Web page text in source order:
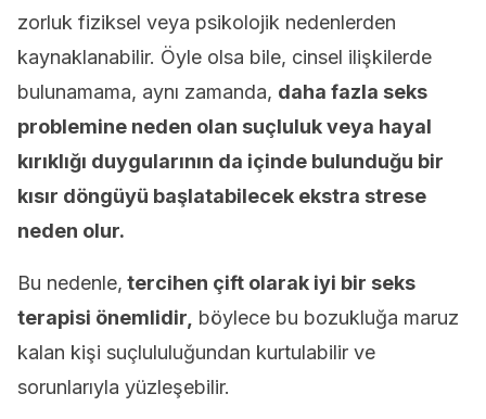
zorluk fiziksel veya psikolojik nedenlerden
kaynaklanabilir. Öyle olsa bile, cinsel ilişkilerde
bulunamama, aynı zamanda, daha fazla seks
problemine neden olan suçluluk veya hayal
kırıklığı duygularının da içinde bulunduğu bir
kısır döngüyü başlatabilecek ekstra strese
neden olur.
Bu nedenle, tercihen çift olarak iyi bir seks
terapisi önemlidir, böylece bu bozukluğa maruz
kalan kişi suçlululuğundan kurtulabilir ve
sorunlarıyla yüzleşebilir.